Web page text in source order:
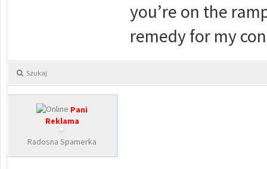
you’re on the
remedy for my
Szukaj
Pani
Reklama
Radosna Spamerka